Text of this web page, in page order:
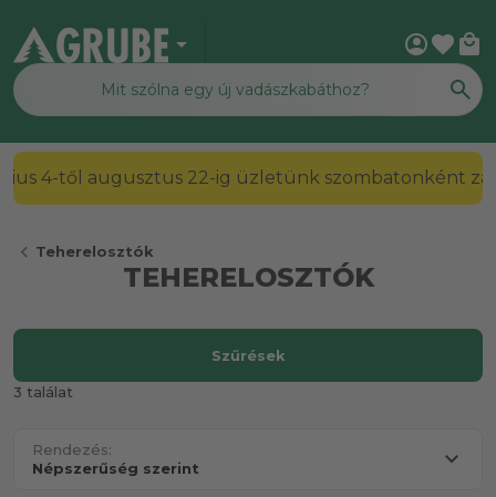
arrow_drop_down account_circlefavorite local_mall
4-től augusztus 22-ig üzletünk szombatonként
chevron_left Teherelosztók
TEHERELOSZTÓK
3 találat
Rendezés:
Szűrések